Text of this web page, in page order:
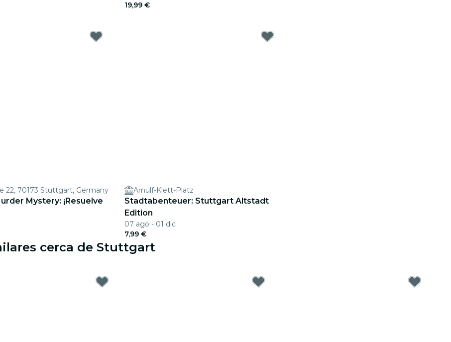
19,99 €
22, 70173 Stuttgart, Germany
Mystery: ¡Resuelve
Arnulf-Klett-Platz
Stadtabenteuer: Stuttgart Altstadt
Edition
07 ago - 01 dic
7,99 €
cerca de Stuttgart